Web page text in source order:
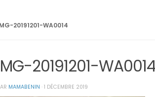
20191201-WA0014
20191201-
MAMABENIN · 1 DÉCEMBRE 2019